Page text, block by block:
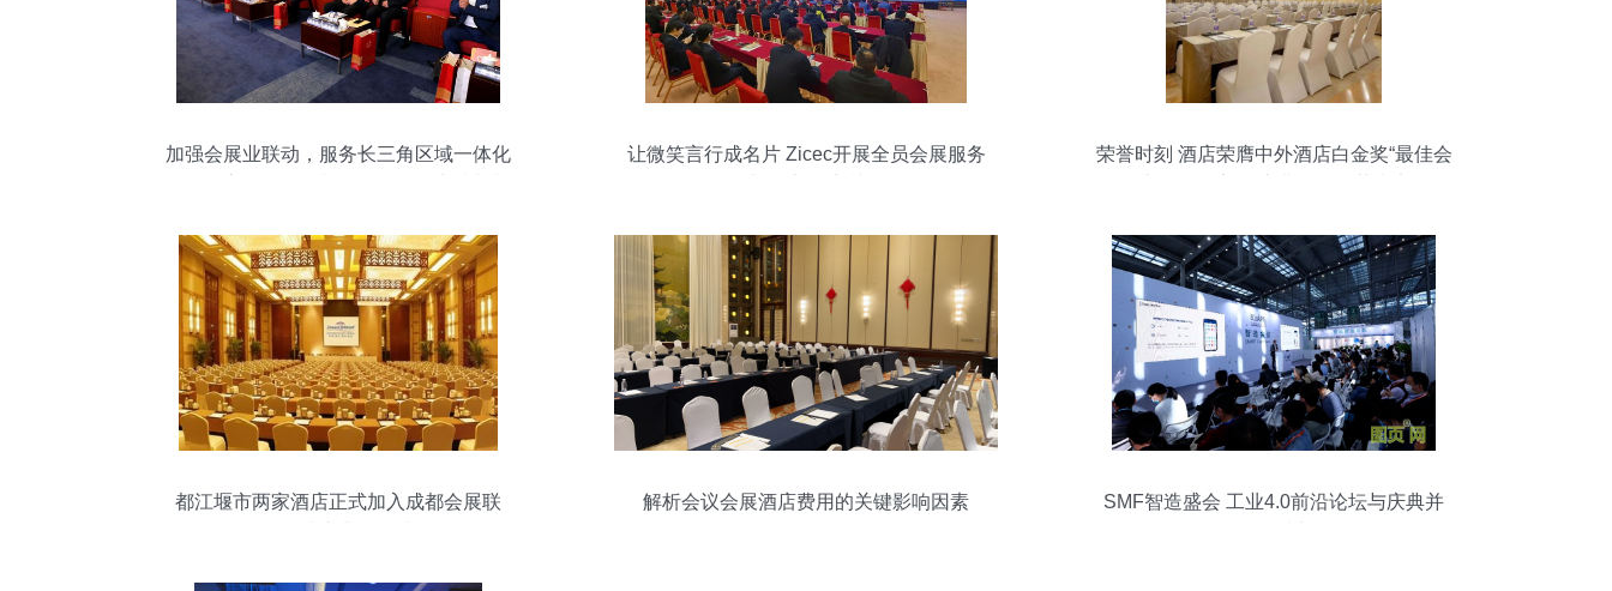
加强会展业联动，服务长三角区域一体化
学隆重举行
让微笑言行成名片 Zicec开展全员会展服务
荣誉时刻 酒店荣膺中外酒店白金奖“最佳会
都江堰市两家酒店正式加入成都会展联
解析会议会展酒店费用的关键影响因素
SMF智造盛会 工业4.0前沿论坛与庆典并